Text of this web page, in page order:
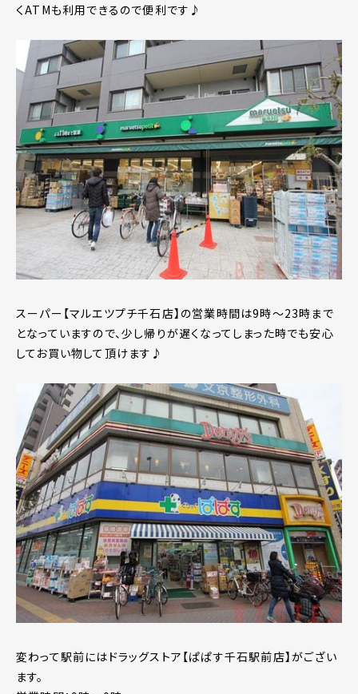
くATMも利用できるので便利です♪
スーパー【マルエツプチ千石店】の営業時間は9時～23時まで
となっていますので、少し帰りが遅くなってしまった時でも安心
してお買い物して頂けます♪
変わって駅前にはドラッグストア【ぱぱす千石駅前店】がござい
ます。